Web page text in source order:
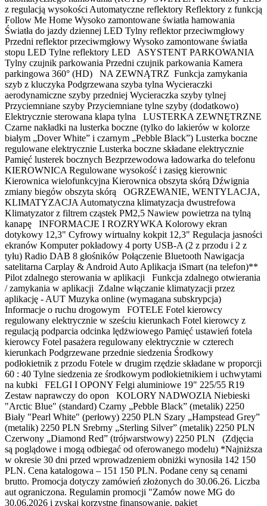
z regulacją wysokości Automatyczne reflektory Reflektory z funkcją
Follow Me Home Wysoko zamontowane światła hamowania
Światła do jazdy dziennej LED Tylny reflektor przeciwmgłowy
Przedni reflektor przeciwmgłowy Wysoko zamontowane światła
stopu LED Tylne reflektory LED ASYSTENT PARKOWANIA
Tylny czujnik parkowania Przedni czujnik parkowania Kamera
parkingowa 360° (HD) NA ZEWNĄTRZ Funkcja zamykania
szyb z kluczyka Podgrzewana szyba tylna Wycieraczki
aerodynamiczne szyby przedniej Wycieraczka szyby tylnej
Przyciemniane szyby Przyciemniane tylne szyby (dodatkowo)
Elektrycznie sterowana klapa tylna LUSTERKA ZEWNĘTRZNE
Czarne nakładki na lusterka boczne (tylko do lakierów w kolorze
białym „Dover White” i czarnym „Pebble Black”) Lusterka boczne
regulowane elektrycznie Lusterka boczne składane elektrycznie
Pamięć lusterek bocznych Bezprzewodowa ładowarka do telefonu
KIEROWNICA Regulowane wysokość i zasięg kierownic
Kierownica wielofunkcyjna Kierownica obszyta skórą Dźwignia
zmiany biegów obszyta skórą OGRZEWANIE, WENTYLACJA,
KLIMATYZACJA Automatyczna klimatyzacja dwustrefowa
Klimatyzator z filtrem cząstek PM2,5 Nawiew powietrza na tylną
kanapę INFORMACJE I ROZRYWKA Kolorowy ekran
dotykowy 12,3" Cyfrowy wirtualny kokpit 12,3" Regulacja jasności
ekranów Komputer pokładowy 4 porty USB-A (2 z przodu i 2 z
tyłu) Radio DAB 8 głośników Połączenie Bluetooth Nawigacja
satelitarna Carplay & Android Auto Aplikacja iSmart (na telefon)**
Pilot zdalnego sterowania w aplikacji Funkcja zdalnego otwierania
/ zamykania w aplikacji Zdalne włączanie klimatyzacji przez
aplikację - AUT Muzyka online (wymagana subskrypcja)
Informacje o ruchu drogowym FOTELE Fotel kierowcy
regulowany elektrycznie w sześciu kierunkach Fotel kierowcy z
regulacją podparcia odcinka lędżwiowego Pamięć ustawień fotela
kierowcy Fotel pasażera regulowany elektrycznie w czterech
kierunkach Podgrzewane przednie siedzenia Środkowy
podłokietnik z przodu Fotele w drugim rzędzie składane w proporcji
60 : 40 Tylne siedzenia ze środkowym podłokietnikiem i uchwytami
na kubki FELGI I OPONY Felgi aluminiowe 19" 225/55 R19
Zestaw naprawczy do opon KOLORY NADWOZIA Niebieski
"Arctic Blue" (standard) Czarny „Pebble Black” (metalik) 2250
Biały "Pearl White" (perłowy) 2250 PLN Szary „Hampstead Grey”
(metalik) 2250 PLN Srebrny „Sterling Silver” (metalik) 2250 PLN
Czerwony „Diamond Red” (trójwarstwowy) 2250 PLN (Zdjęcia
są poglądowe i mogą odbiegać od oferowanego modelu) *Najniższa
w okresie 30 dni przed wprowadzeniem obniżki wynosiła 142 150
PLN. Cena katalogowa – 151 150 PLN. Podane ceny są cenami
brutto. Promocja dotyczy zamówień złożonych do 30.06.26. Liczba
aut ograniczona. Regulamin promocji "Zamów nowe MG do
30.06.2026 i zyskaj korzystne finansowanie, pakiet